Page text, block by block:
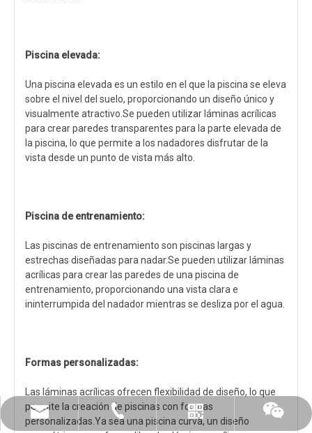
Piscina elevada:
Una piscina elevada es un estilo en el que la piscina se eleva
sobre el nivel del suelo, proporcionando un diseño único y
visualmente atractivo.Se pueden utilizar láminas acrílicas
para crear paredes transparentes para la parte elevada de
la piscina, lo que permite a los nadadores disfrutar de la
vista desde un punto de vista más alto.
Piscina de entrenamiento:
Las piscinas de entrenamiento son piscinas largas y
estrechas diseñadas para nadar.Se pueden utilizar láminas
acrílicas para crear las paredes de una piscina de
entrenamiento, proporcionando una vista clara e
ininterrumpida del nadador mientras se desliza por el agua.
Formas personalizadas:
Las láminas acrílicas ofrecen flexibilidad de diseño, lo que
permite la creación de piscinas con formas
personalizadas.Ya sea una piscina curva, un diseño
leyu02@leyuacrylic.com
+86-13584439533
Whatsapp
chatear